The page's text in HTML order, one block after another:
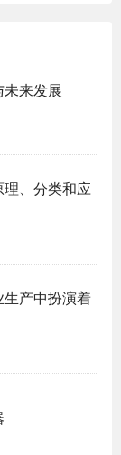
来发展
、分类和应
产中扮演着